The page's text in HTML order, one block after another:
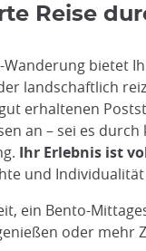
Reise
-Wanderung bietet
landschaftlich
erhaltenen
an – sei es
Ihr Erlebnis ist
und
ein Bento-
oder mehr